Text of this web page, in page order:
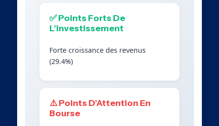
✅ Points Forts De
L’Investissement
Forte croissance des revenus
(29.4%)
⚠️ Points D’Attention En
Bourse